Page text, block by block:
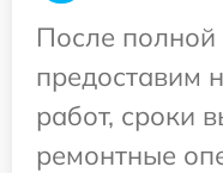
После
предоставим
работ, сроки
ремонтные